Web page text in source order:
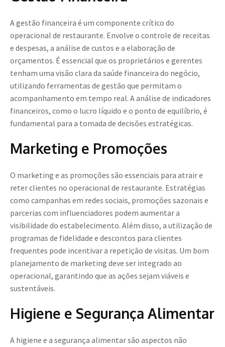
A gestão financeira é um componente crítico do
operacional de restaurante. Envolve o controle de receitas
e despesas, a análise de custos e a elaboração de
orçamentos. É essencial que os proprietários e gerentes
tenham uma visão clara da saúde financeira do negócio,
utilizando ferramentas de gestão que permitam o
acompanhamento em tempo real. A análise de indicadores
financeiros, como o lucro líquido e o ponto de equilíbrio, é
fundamental para a tomada de decisões estratégicas.
Marketing e Promoções
O marketing e as promoções são essenciais para atrair e
reter clientes no operacional de restaurante. Estratégias
como campanhas em redes sociais, promoções sazonais e
parcerias com influenciadores podem aumentar a
visibilidade do estabelecimento. Além disso, a utilização de
programas de fidelidade e descontos para clientes
frequentes pode incentivar a repetição de visitas. Um bom
planejamento de marketing deve ser integrado ao
operacional, garantindo que as ações sejam viáveis e
sustentáveis.
Higiene e Segurança Alimentar
A higiene e a segurança alimentar são aspectos não